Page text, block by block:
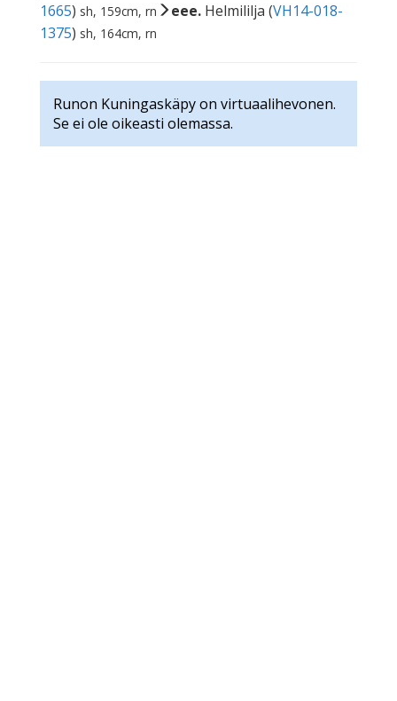
1665) sh, 159cm, rn eee. Helmililja (VH14-018-
1375) sh, 164cm, rn
Runon Kuningaskäpy on virtuaalihevonen.
Se ei ole oikeasti olemassa.